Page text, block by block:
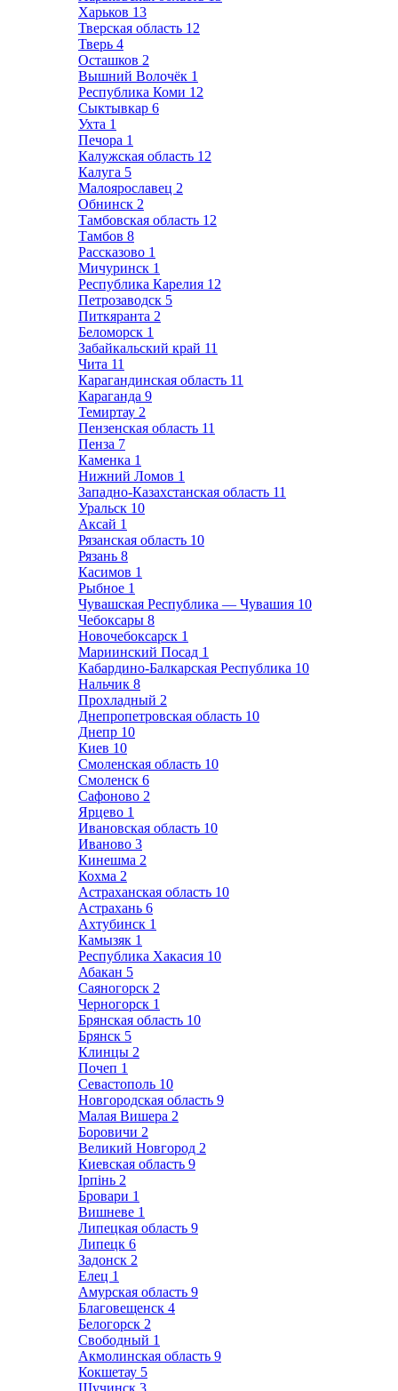
Харьков 13
Тверская область 12
Тверь 4
Осташков 2
Вышний Волочёк 1
Республика Коми 12
Сыктывкар 6
Ухта 1
Печора 1
Калужская область 12
Калуга 5
Малоярославец 2
Обнинск 2
Тамбовская область 12
Тамбов 8
Рассказово 1
Мичуринск 1
Республика Карелия 12
Петрозаводск 5
Питкяранта 2
Беломорск 1
Забайкальский край 11
Чита 11
Карагандинская область 11
Караганда 9
Темиртау 2
Пензенская область 11
Пенза 7
Каменка 1
Нижний Ломов 1
Западно-Казахстанская область 11
Уральск 10
Аксай 1
Рязанская область 10
Рязань 8
Касимов 1
Рыбное 1
Чувашская Республика — Чувашия 10
Чебоксары 8
Новочебоксарск 1
Мариинский Посад 1
Кабардино-Балкарская Республика 10
Нальчик 8
Прохладный 2
Днепропетровская область 10
Днепр 10
Киев 10
Смоленская область 10
Смоленск 6
Сафоново 2
Ярцево 1
Ивановская область 10
Иваново 3
Кинешма 2
Кохма 2
Астраханская область 10
Астрахань 6
Ахтубинск 1
Камызяк 1
Республика Хакасия 10
Абакан 5
Саяногорск 2
Черногорск 1
Брянская область 10
Брянск 5
Клинцы 2
Почеп 1
Севастополь 10
Новгородская область 9
Малая Вишера 2
Боровичи 2
Великий Новгород 2
Киевская область 9
Ірпінь 2
Бровари 1
Вишневе 1
Липецкая область 9
Липецк 6
Задонск 2
Елец 1
Амурская область 9
Благовещенск 4
Белогорск 2
Свободный 1
Акмолинская область 9
Кокшетау 5
Щучинск 3